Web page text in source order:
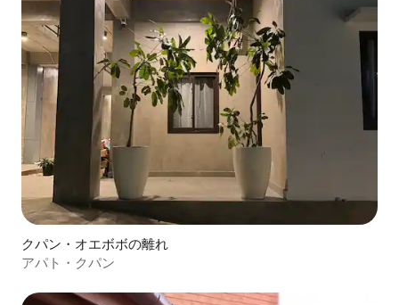
クパン・オエボボの離れ
アパト・クパン